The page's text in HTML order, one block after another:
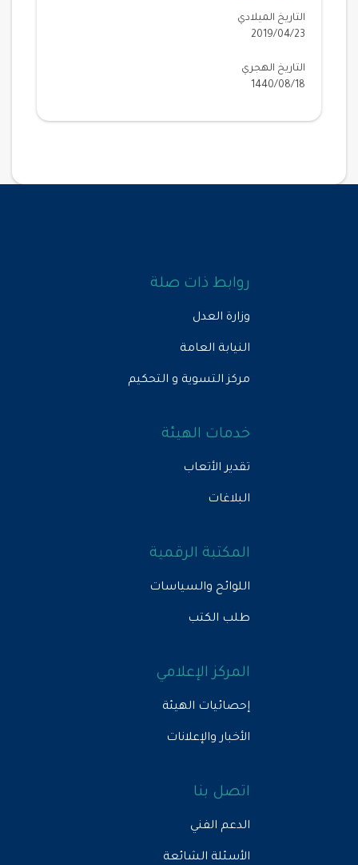
التاريخ الميلادي
2019/04/23
التاريخ الهجري
1440/08/18
روابط ذات صلة
وزارة العدل
النيابة العامة
مركز التسوية و التحكيم
خدمات الهيئة
تقدير الأتعاب
البلاغات
المكتبة الرقمية
اللوائح والسياسات
طلب الكتب
المركز الإعلامي
إحصائيات الهيئة
الأخبار والإعلانات
اتصل بنا
الدعم الفني
الأسئلة الشائعة